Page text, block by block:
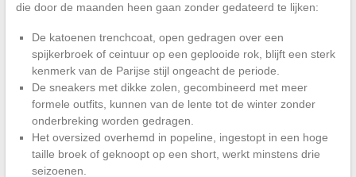
die door de maanden heen gaan zonder gedateerd te lijken:
De katoenen trenchcoat, open gedragen over een
spijkerbroek of ceintuur op een geplooide rok, blijft een sterk
kenmerk van de Parijse stijl ongeacht de periode.
De sneakers met dikke zolen, gecombineerd met meer
formele outfits, kunnen van de lente tot de winter zonder
onderbreking worden gedragen.
Het oversized overhemd in popeline, ingestopt in een hoge
taille broek of geknoopt op een short, werkt minstens drie
seizoenen.